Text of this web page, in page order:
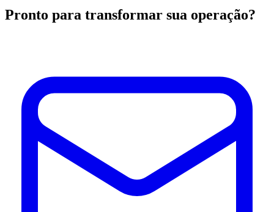
Pronto para transformar sua operação?